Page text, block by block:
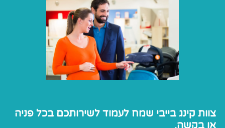
צוות קינג בייבי שמח לעמוד לשירותכם בכל פניה
או בקשה.